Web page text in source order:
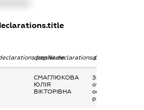
dossier.declarations.personName
СМАГЛЮКОВА
ЮЛІЯ
ВІКТОРІВНА
Заробітна плата
отримана за
основним місцем
роботи